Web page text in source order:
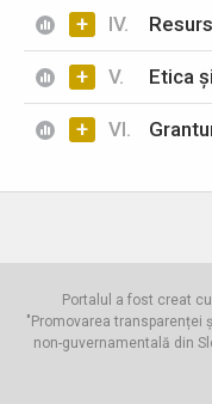
+ IV.
+ V. Etica
+ VI.
Portalul a fost creat
"Promovarea
non-guvernamentală din